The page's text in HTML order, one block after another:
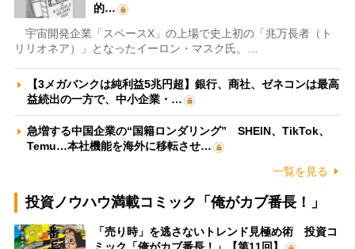
的…
宇宙開発企業「スペースX」の上場で史上初の「兆万長者（ト
リリオネア）」となったイーロン・マスク氏。…
【3メガバンクは純利益5兆円超】銀行、商社、ゼネコンは最高
益続出の一方で、中小企業・…
急増する中国企業の“国籍ロンダリング” SHEIN、TikTok、
Temu…本社機能を海外に移転させ…
一覧を見る
投資ノウハウ満載コミック「俺がカブ番長！」
「売り時」を逃さないトレンド見極め術 投資コ
ミック「俺がカブ番長！」【第11回】